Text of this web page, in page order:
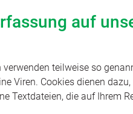
auf
verwenden teilweise so
Viren. Cookies dienen
Textdateien, die auf Ihrem